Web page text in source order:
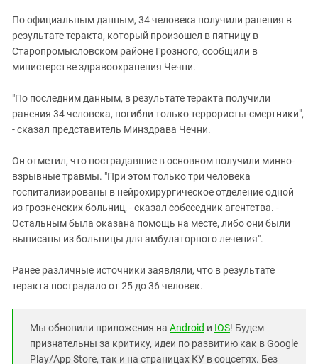
КАВКАЗ ЗА ПАЛЕСТИНУ
ИНАКОМЫСЛИЕ В ЧЕЧНЕ
ПРЕСЛЕДОВАНИЕ АКТИВИСТОВ
МОБИЛИЗАЦИЯ И ПРОТЕСТЫ
Ингушетия
Кабардино-Балкария
Карачаево-Черкесия
Российская Федерация
Ростовская область
Северная Осетия - Алания
Чечня
ЮФО
По официальным данным, 34 человека получили ранения в
результате теракта, который произошел в пятницу в
Старопромысловском районе Грозного, сообщили в
министерстве здравоохранения Чечни.
"По последним данным, в результате теракта получили
ранения 34 человека, погибли только террористы-смертники",
- сказал представитель Минздрава Чечни.
Он отметил, что пострадавшие в основном получили минно-
взрывные травмы. "При этом только три человека
госпитализированы в нейрохирургическое отделение одной
из грозненских больниц, - сказал собеседник агентства. -
Остальным была оказана помощь на месте, либо они были
выписаны из больницы для амбулаторного лечения".
Ранее различные источники заявляли, что в результате
теракта пострадало от 25 до 36 человек.
Мы обновили приложения на Android и IOS! Будем
признательны за критику, идеи по развитию как в Google
Play/App Store, так и на страницах КУ в соцсетях. Без